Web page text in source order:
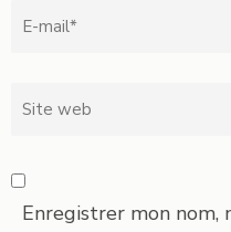
Email *
Site
Enregistrer mon nom,